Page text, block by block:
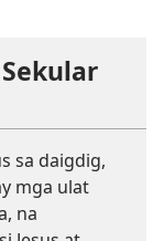
sa daigdig,
mga ulat
na